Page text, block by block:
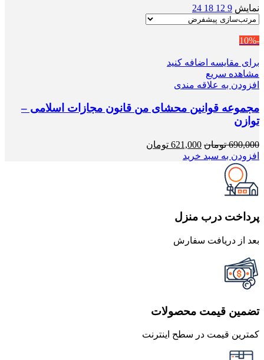
نمایش 9
12
18
24
-10%
برای مقایسه اضافه کنید
مشاهده سریع
افزودن به علاقه مندی
مجموعه قوانین محشای من قانون مجازات اسلامی –
توازن
690,000 تومان قیمت
اصلی
621,000 تومان
افزودن به سبد خرید
پرداخت درب منزل
بعد از دریافت سفارش
تضمین قیمت محصولات
کمترین قیمت در سطح اینترنت